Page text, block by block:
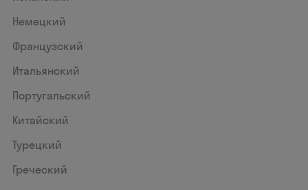
Немецкий
Французский
Итальянский
Португальский
Китайский
Турецкий
Греческий